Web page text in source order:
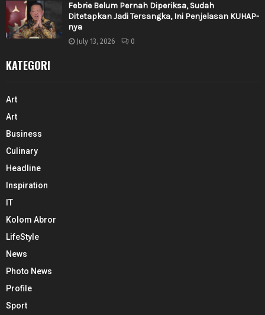
Febrie Belum Pernah Diperiksa, Sudah
Ditetapkan Jadi Tersangka, Ini Penjelasan KUHAP-
nya
July 13, 2026 0
KATEGORI
Art
Art
Business
Culinary
Headline
Inspiration
IT
Kolom Abror
LifeStyle
News
Photo News
Profile
Sport